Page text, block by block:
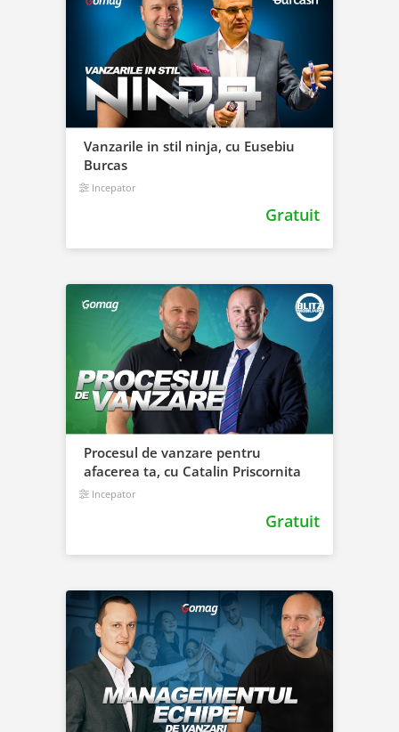
Vanzarile in stil ninja, cu Eusebiu
Burcas
Incepator
Gratuit
Procesul de vanzare pentru
afacerea ta, cu Catalin Priscornita
Incepator
Gratuit